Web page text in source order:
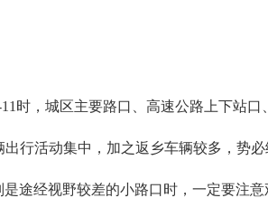
，城区主要路口、高速公路上下站口
行活动集中，加之返乡车辆较多，势
途经视野较差的小路口时，一定要注意